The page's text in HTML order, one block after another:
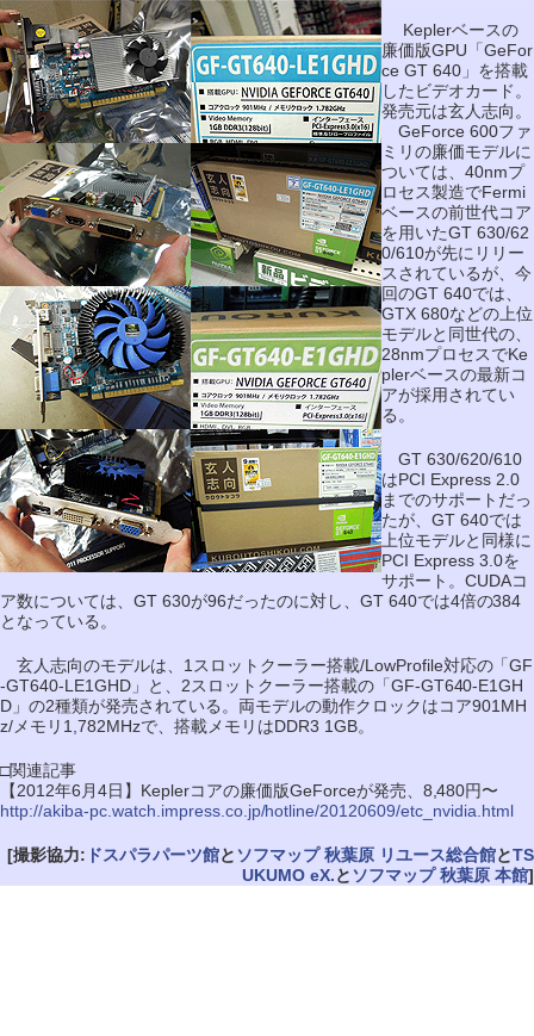
Keplerベースの
廉価版GPU「GeFor
ce GT 640」を搭載
したビデオカード。
発売元は玄人志向。
GeForce 600ファ
ミリの廉価モデルに
ついては、40nmプ
ロセス製造でFermi
ベースの前世代コア
を用いたGT 630/62
0/610が先にリリー
スされているが、今
回のGT 640では、
GTX 680などの上位
モデルと同世代の、
28nmプロセスでKe
plerベースの最新コ
アが採用されてい
る。
GT 630/620/610
はPCI Express 2.0
までのサポートだっ
たが、GT 640では
上位モデルと同様に
PCI Express 3.0を
サポート。CUDAコ
ア数については、GT 630が96だったのに対し、GT 640では4倍の384
となっている。
玄人志向のモデルは、1スロットクーラー搭載/LowProfile対応の「GF
-GT640-LE1GHD」と、2スロットクーラー搭載の「GF-GT640-E1GH
D」の2種類が発売されている。両モデルの動作クロックはコア901MH
z/メモリ1,782MHzで、搭載メモリはDDR3 1GB。
□関連記事
【2012年6月4日】Keplerコアの廉価版GeForceが発売、8,480円〜
http://akiba-pc.watch.impress.co.jp/hotline/20120609/etc_nvidia.html
[撮影協力: ドスパラパーツ館と ソフマップ 秋葉原 リユース総合館とTS
UKUMO eX.と ソフマップ 秋葉原 本館]